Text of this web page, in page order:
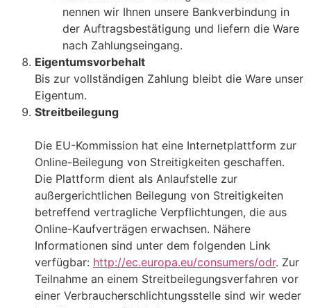
nennen wir Ihnen unsere Bankverbindung in
der Auftragsbestätigung und liefern die Ware
nach Zahlungseingang.
Eigentumsvorbehalt
Bis zur vollständigen Zahlung bleibt die Ware unser
Eigentum.
Streitbeilegung
Die EU-Kommission hat eine Internetplattform zur
Online-Beilegung von Streitigkeiten geschaffen.
Die Plattform dient als Anlaufstelle zur
außergerichtlichen Beilegung von Streitigkeiten
betreffend vertragliche Verpflichtungen, die aus
Online-Kaufverträgen erwachsen. Nähere
Informationen sind unter dem folgenden Link
verfügbar: http://ec.europa.eu/consumers/odr. Zur
Teilnahme an einem Streitbeilegungsverfahren vor
einer Verbraucherschlichtungsstelle sind wir weder